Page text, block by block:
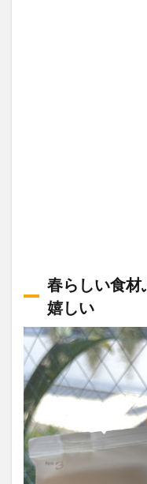
春らしい食材
嬉しい